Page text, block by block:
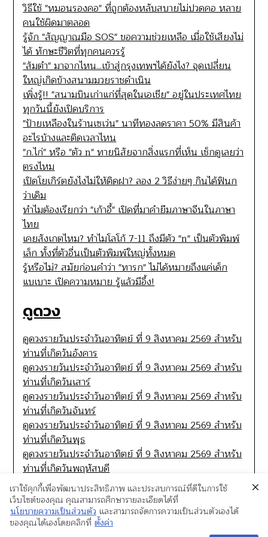
วิธีใช้ "หมอนรองคอ" ที่ถูกต้องหลับสบายไม่ปวดคอ หลาย
คนใช้ผิดมาตลอด
รู้จัก "สัญญาณมือ SOS" ขอความช่วยเหลือ เมื่อใช้เสียงไม่
ได้ ทักษะชีวิตที่ทุกคนควรรู้
"ส้มตำ" มาจากไหน...เข้าสู่กรุงเทพฯได้ยังไง? จุดเปลี่ยน
ใหญ่เกิดข้างสนามมวยราชดำเนิน
เพิ่งรู้!! "สนามบินเก่าแก่ที่สุดในเอเชีย" อยู่ในประเทศไทย
ทุกวันนี้ยังเปิดบริการ
"ป้ายเหลืองในร้านเซเว่น" นาทีทองลดราคา 50% มีสินค้า
อะไรบ้างและติดเวลาไหน
"ก.ไก่" หรือ "ตัว n" ทายนิสัยจากสิ่งแรกที่เห็น เช็กดูเลยว่า
ตรงไหม
เปิดโยเกิร์ตยังไงไม่ให้ติดฝา? ลอง 2 วิธีง่ายๆ กินได้ฟินก
ว่าเดิม
ทำไมต้องเรียกว่า "เก้าอี้" เปิดที่มาคำยืมภาษาจีนในภาษา
ไทย
เคยสังเกตไหม? ทำไมโลโก้ 7-11 ถึงมีตัว "n" เป็นตัวพิมพ์
เล็ก ทั้งที่ตัวอื่นเป็นตัวพิมพ์ใหญ่ทั้งหมด
รู้หรือไม่? สมัยก่อนคำว่า "ทารก" ไม่ได้หมายถึงแค่เด็ก
แบเบาะ เปิดความหมาย รู้แล้วมีอึ้ง!
ดูดวง
ดูดวงรายวันประจำวันอาทิตย์ ที่ 9 สิงหาคม 2569 สำหรับ
ท่านที่เกิดวันอังคาร
ดูดวงรายวันประจำวันอาทิตย์ ที่ 9 สิงหาคม 2569 สำหรับ
ท่านที่เกิดวันเสาร์
ดูดวงรายวันประจำวันอาทิตย์ ที่ 9 สิงหาคม 2569 สำหรับ
ท่านที่เกิดวันจันทร์
ดูดวงรายวันประจำวันอาทิตย์ ที่ 9 สิงหาคม 2569 สำหรับ
ท่านที่เกิดวันพุธ
ดูดวงรายวันประจำวันอาทิตย์ ที่ 9 สิงหาคม 2569 สำหรับ
ท่านที่เกิดวันพฤหัสบดี
เราใช้คุกกี้เพื่อพัฒนาประสิทธิภาพ และประสบการณ์ที่ดีในการใช้
เว็บไซต์ของคุณ คุณสามารถศึกษารายละเอียดได้ที่
นโยบายความเป็นส่วนตัว และสามารถจัดการความเป็นส่วนตัวเองได้
ของคุณได้เองโดยคลิกที่ ตั้งค่า